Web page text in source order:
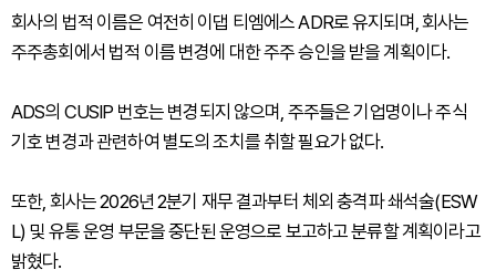
회사의 법적 이름은 여전히 이댑 티엠에스 ADR로 유지되며, 회사는
주주총회에서 법적 이름 변경에 대한 주주 승인을 받을 계획이다.
ADS의 CUSIP 번호는 변경되지 않으며, 주주들은 기업명이나 주식
기호 변경과 관련하여 별도의 조치를 취할 필요가 없다.
또한, 회사는 2026년 2분기 재무 결과부터 체외 충격파 쇄석술(ESW
L) 및 유통 운영 부문을 중단된 운영으로 보고하고 분류할 계획이라고
밝혔다.